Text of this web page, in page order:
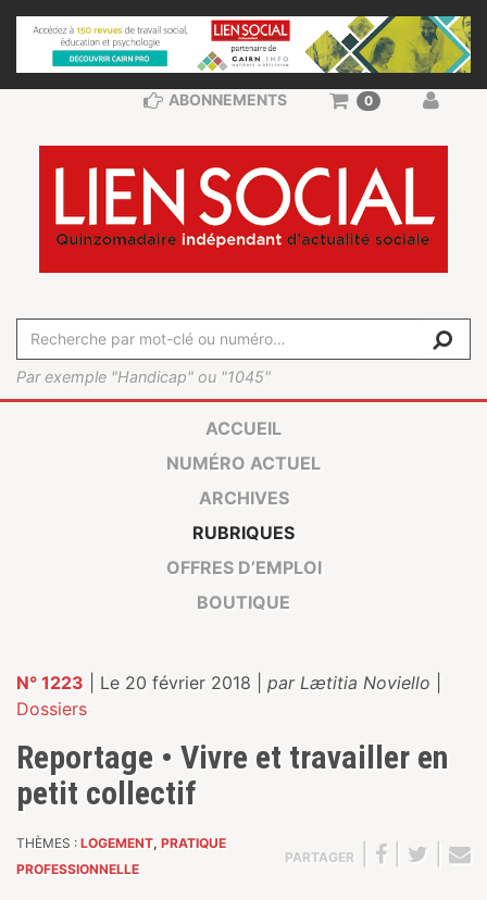
Par exemple "Handicap" ou "1045"
ABONNEMENTS 0
ACCUEIL
NUMÉRO ACTUEL
ARCHIVES
RUBRIQUES
OFFRES D’EMPLOI
BOUTIQUE
N° 1223 | Le 20 février 2018 | par Lætitia Noviello
Dossiers
Reportage • Vivre et travailler en
petit collectif
THÈMES : LOGEMENT, PRATIQUE
PROFESSIONNELLE
PARTAGER